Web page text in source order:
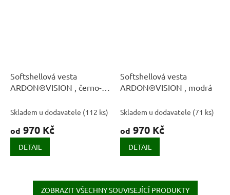
Softshellová vesta
ARDON®VISION , černo-
Skladem u dodavatele (112 ks)
od 970 Kč
DETAIL
Softshellová vesta
ARDON®VISION , modrá
Skladem u dodavatele (71 ks)
od 970 Kč
DETAIL
ZOBRAZIT VŠECHNY SOUVISEJÍCÍ PRODUKTY